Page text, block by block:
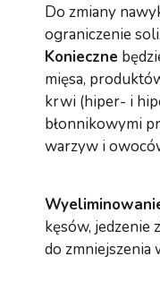
Do zmiany
ograniczenie
Konieczne
mięsa,
krwi (hiper- i
błonnikowymi
warzyw i
kęsów, jedzenie
do zmniejszenia